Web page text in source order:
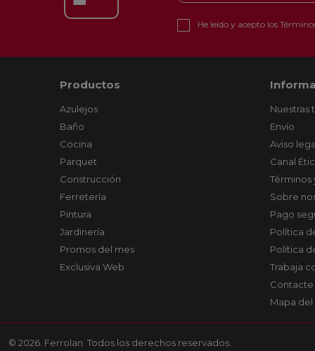
He leído y acepto los
Productos
Azulejos
Baño
Cocina
Parquet
Construcción
Ferretería
Pintura
Jardinería
Promos del mes
Exclusiva Web
Nuestras
Envío
Aviso
Canal
Sobre
Pago
Política
Política
Trabaja
Mapa del
© 2026. Ferrolan. Todos los derechos reservados.